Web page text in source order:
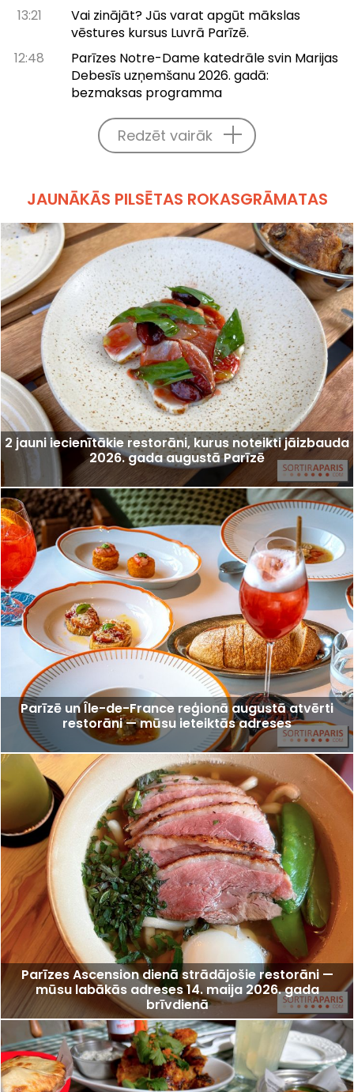
13:21
Vai zinājāt? Jūs varat apgūt mākslas
vēstures kursus Luvrā Parīzē.
12:48
Parīzes Notre-Dame katedrāle svin Marijas
Debesīs uzņemšanu 2026. gadā:
bezmaksas programma
Redzēt vairāk
JAUNĀKĀS PILSĒTAS ROKASGRĀMATAS
2 jauni iecienītākie restorāni, kurus noteikti jāizbauda
2026. gada augustā Parīzē
Parīzē un Île-de-France reģionā augustā atvērti
restorāni — mūsu ieteiktās adreses
Parīzes Ascension dienā strādājošie restorāni —
mūsu labākās adreses 14. maija 2026. gada
brīvdienā